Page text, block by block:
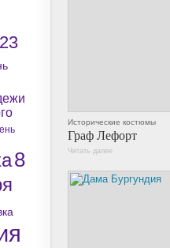
23
8
Исторические костюмы
Граф Лефорт
Читать далее